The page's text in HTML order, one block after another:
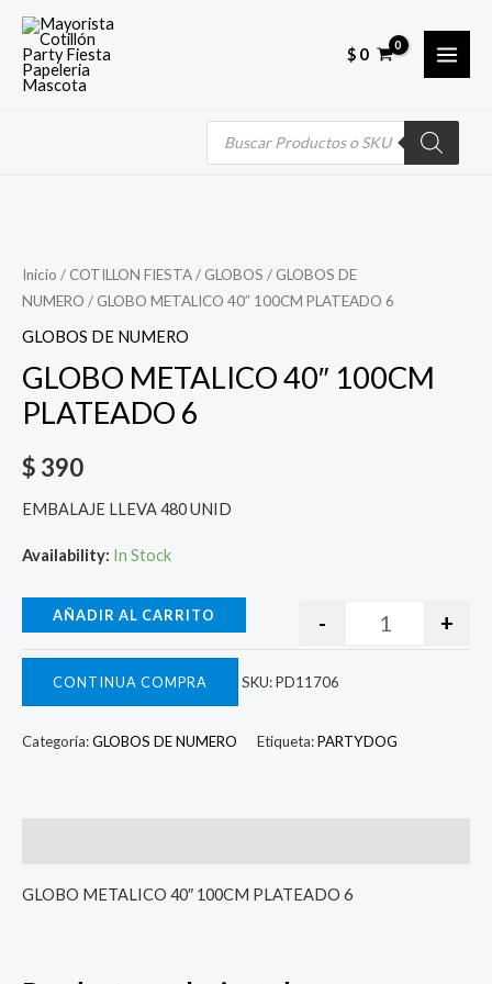
Skip
content
$0
Búsqueda
Inicio / COTILLON FIESTA/ GLOBOS / GLOBOS DE
NUMERO / GLOBO METALICO 40″ 100CM PLATEADO 6
GLOBOS DE NUMERO
GLOBO METALICO 40″ 100CM
PLATEADO 6
$ 390
EMBALAJE LLEVA 480 UNID
Availability: In Stock
- +
AÑADIR AL CARRITO
CONTINUA COMPRA SKU:PD11706
Categoría:GLOBOS DE NUMERO Etiqueta:PARTYDOG
GLOBO METALICO 40″ 100CM PLATEADO 6